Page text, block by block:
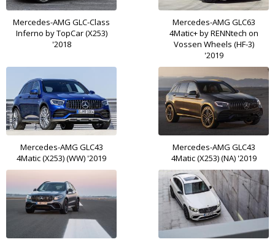
Mercedes-AMG GLC-Class
Inferno by TopCar (X253)
'2018
Mercedes-AMG GLC63
4Matic+ by RENNtech on
Vossen Wheels (HF-3)
'2019
Mercedes-AMG GLC43
4Matic (X253) (WW) '2019
Mercedes-AMG GLC43
4Matic (X253) (NA) '2019